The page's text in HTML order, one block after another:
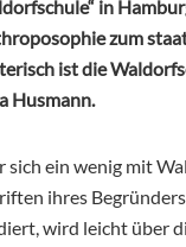
in
zum
ist die
Husmann.
sich ein wenig mit
ihres
wird leicht über